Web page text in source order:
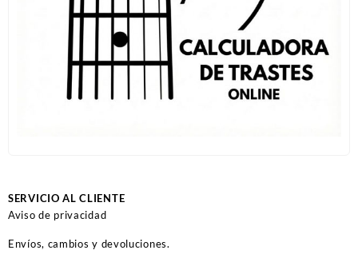
SERVICIO AL CLIENTE
Aviso de privacidad
Envíos, cambios y devoluciones.